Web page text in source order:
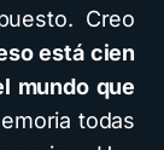
Creo
está cien
mundo que
todas